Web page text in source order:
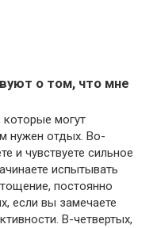
о том, что мне
которые могут
нужен отдых. Во-
и чувствуете сильное
испытывать
постоянно
если вы замечаете
В-четвертых,